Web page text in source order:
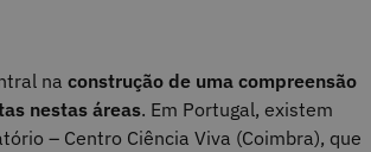
na construção de uma compreensão
nestas áreas. Em Portugal, existem
– Centro Ciência Viva (Coimbra), que